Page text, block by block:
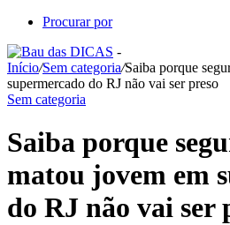
Procurar por
-
Início/Sem categoria/Saiba porque
supermercado do RJ não vai ser preso
Sem categoria
Saiba porque
matou jovem em
do RJ não vai ser